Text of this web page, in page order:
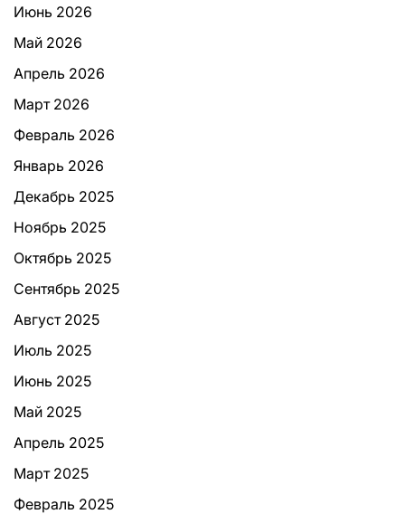
Июнь 2026
Май 2026
Апрель 2026
Март 2026
Февраль 2026
Январь 2026
Декабрь 2025
Ноябрь 2025
Октябрь 2025
Сентябрь 2025
Август 2025
Июль 2025
Июнь 2025
Май 2025
Апрель 2025
Март 2025
Февраль 2025